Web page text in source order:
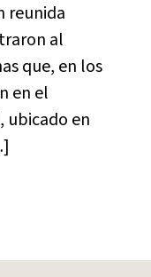
reunida
al
que, en los
en el
ubicado en